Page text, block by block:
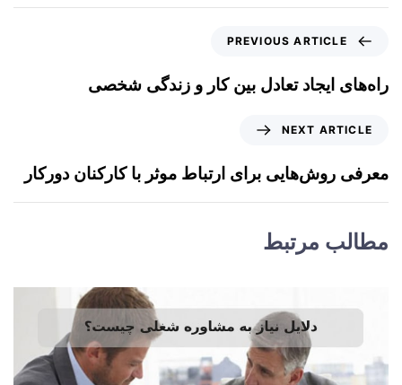
PREVIOUS ARTICLE
راه‌های ایجاد تعادل بین کار و زندگی شخصی
NEXT ARTICLE
معرفی روش‌هایی برای ارتباط موثر با کارکنان دورکار
مطالب مرتبط